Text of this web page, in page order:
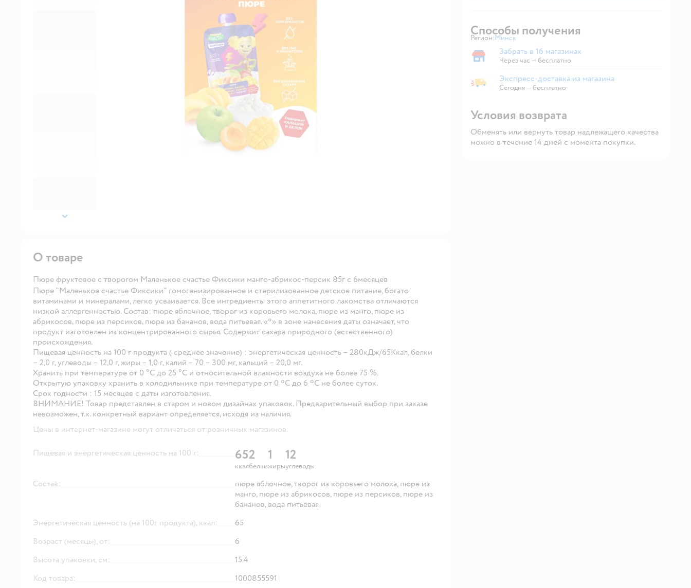
далее
Способы получения
Регион: Выбор адреса доставки.
Минск
Забрать в магазине
Забрать в 16 магазинах
Через час — бесплатно
Экспресс-доставка из магазина
Экспресс-доставка из магазина
Сегодня—бесплатно
Условия возврата
Обменять или вернуть товар надлежащего качества
можно в течение 14 дней с момента покупки.
О товаре
Пюре фруктовое с творогом Маленькое счастье Фиксики манго-абрикос-персик 85г с 6месяцев
Пюре "Маленькое счастье Фиксики" гомогенизированное и стерилизованное детское питание, богато
витаминами и минералами, легко усваивается. Все ингредиенты этого аппетитного лакомства отличаются
низкой аллергенностью. Состав: пюре яблочное, творог из коровьего молока, пюре из манго, пюре из
абрикосов, пюре из персиков, пюре из бананов, вода питьевая. «*» в зоне нанесения даты означает, что
продукт изготовлен из концентрированного сырья. Содержит сахара природного (естественного)
происхождения.
Пищевая ценность на 100 г продукта ( среднее значение) : энергетическая ценность – 280кДж/65Ккал, белки
– 2,0 г, углеводы – 12,0 г, жиры – 1,0 г, калий – 70 – 300 мг, кальций – 20,0 мг.
Хранить при температуре от 0 °С до 25 °С и относительной влажности воздуха не более 75 %.
Открытую упаковку хранить в холодильнике при температуре от 0 ºС до 6 ºС не более суток.
Срок годности : 15 месяцев с даты изготовления.
ВНИМАНИЕ! Товар представлен в старом и новом дизайнах упаковок. Предварительный выбор при заказе
невозможен, т.к. конкретный вариант определяется, исходя из наличия.
Цены в интернет-магазине могут отличаться от розничных магазинов.
Пищевая и энергетическая ценность на 100 г: 65
ккал
2
белки
1
жиры
12
углеводы
Состав:
пюре яблочное, творог из коровьего молока, пюре из
манго, пюре из абрикосов, пюре из персиков, пюре из
бананов, вода питьевая
Энергетическая ценность (на 100г продукта), ккал:
65
Возраст (месяцы), от:
6
Высота упаковки, см:
15.4
Код товара:
1000855591